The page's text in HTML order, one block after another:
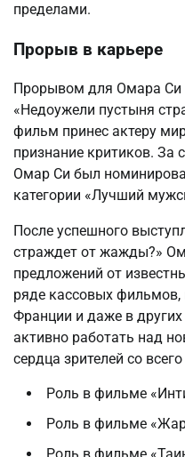
пределами.
Прорыв в карьере
Прорывом для Омара Си
«Недоужели пустыня
фильм принес актеру
признание критиков. За
Омар Си был
категории «Лучший
После успешного
страждет от жажды?»
предложений от
ряде кассовых
Франции и даже в
активно работать над
сердца зрителей со
Роль в фильме
Роль в фильме